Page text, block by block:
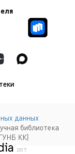
данных
библиотека
КК)
КОМПАНИЯ ИНТЕКМЕДИА
2017